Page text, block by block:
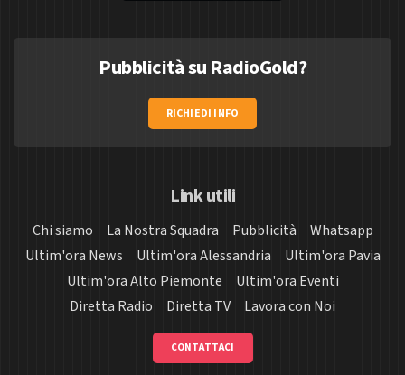
Pubblicità su RadioGold?
RICHIEDI INFO
Link utili
Chi siamo La Nostra Squadra Pubblicità
Whatsapp
Ultim'ora News
Ultim'ora Alessandria
Ultim'ora Pavia
Ultim'ora Alto Piemonte
Ultim'ora Eventi
Diretta Radio
Diretta TV Lavora con Noi
CONTATTACI